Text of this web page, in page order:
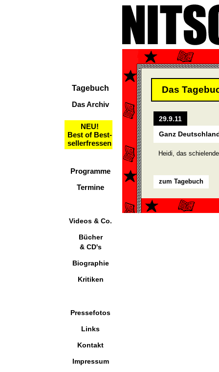
Tagebuch
Das Archiv
NEU!
Best of Best-
sellerfressen
Programme
Termine
Videos & Co.
Bücher
& CD's
Biographie
Kritiken
Pressefotos
Links
Kontakt
Impressum
Das
29.9.11
Ganz
Heidi, das
zum Tagebuch